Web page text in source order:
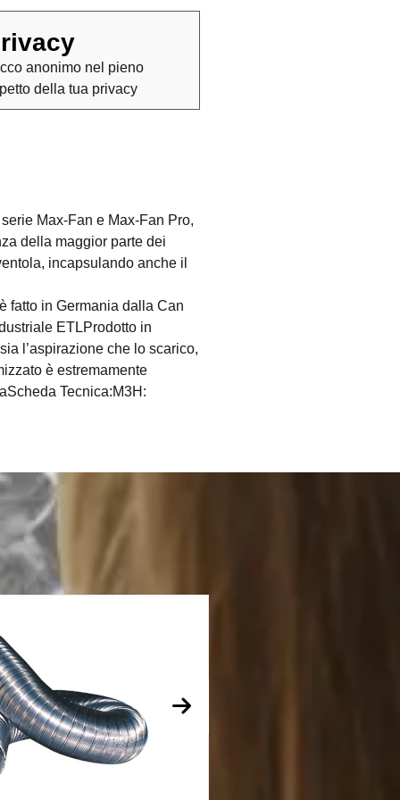
anonimo nel pieno
della tua privacy
Max-Fan e Max-Fan Pro,
della maggior parte dei
incapsulando anche il
fatto in Germania dalla Can
ETLProdotto in
l’aspirazione che lo scarico,
è estremamente
Tecnica:M3H: